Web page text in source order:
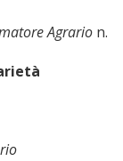
Agrario n.